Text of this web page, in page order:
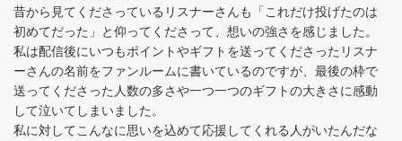
昔から見てくださっているリスナーさんも「これだけ投げたのは
初めてだった」と仰ってくださって、想いの強さを感じました。
私は配信後にいつもポイントやギフトを送ってくださったリスナ
ーさんの名前をファンルームに書いているのですが、最後の枠で
送ってくださった人数の多さや一つ一つのギフトの大きさに感動
して泣いてしまいました。
私に対してこんなに思いを込めて応援してくれる人がいたんだな